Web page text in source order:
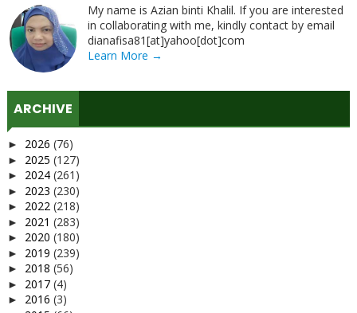
My name is Azian binti Khalil. If you are interested
in collaborating with me, kindly contact by email
dianafisa81[at]yahoo[dot]com
Learn More →
ARCHIVE
► 2026 (76)
► 2025 (127)
► 2024 (261)
► 2023 (230)
► 2022 (218)
► 2021 (283)
► 2020 (180)
► 2019 (239)
► 2018 (56)
► 2017 (4)
► 2016 (3)